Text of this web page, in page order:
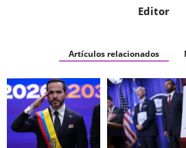
Editor
Artículos relacionados